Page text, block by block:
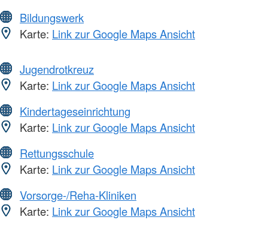
Bildungswerk
Karte: Link zur Google Maps Ansicht
Jugendrotkreuz
Karte: Link zur Google Maps Ansicht
Kindertageseinrichtung
Karte: Link zur Google Maps Ansicht
Rettungsschule
Karte: Link zur Google Maps Ansicht
Vorsorge-/Reha-Kliniken
Karte: Link zur Google Maps Ansicht